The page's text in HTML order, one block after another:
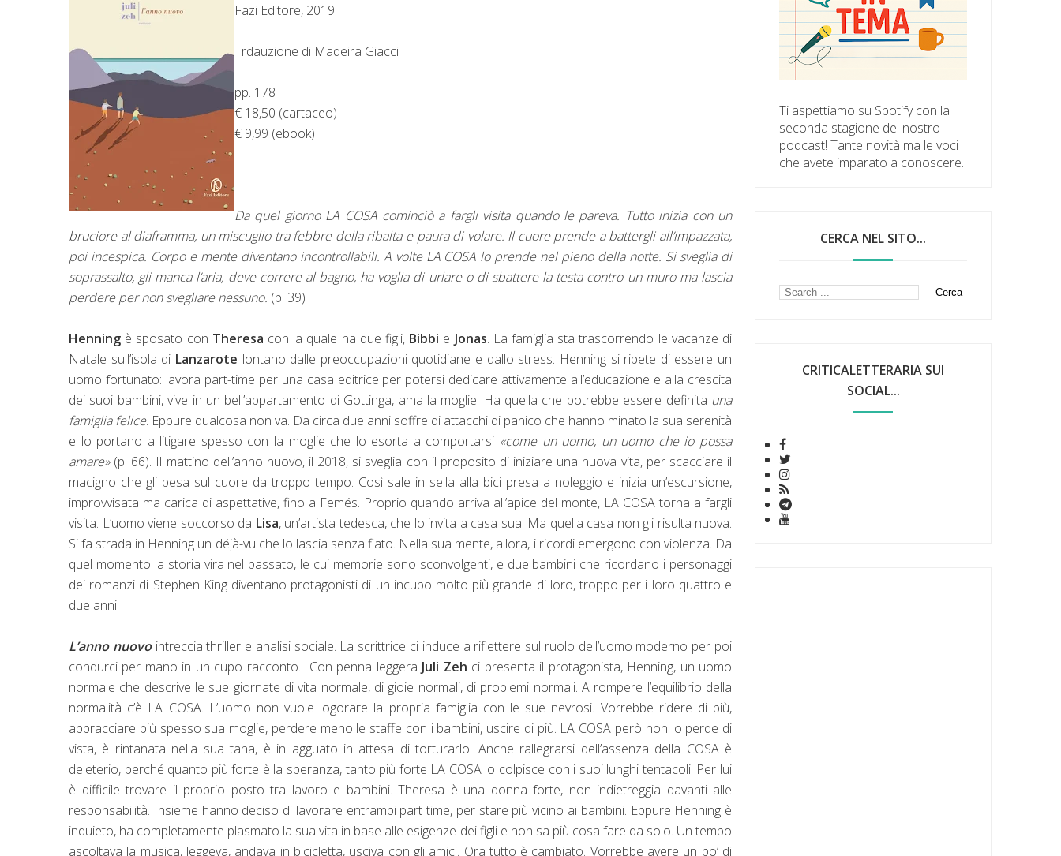
Fazi Editore, 2019
Trdauzione di Madeira Giacci
pp. 178
€ 18,50 (cartaceo)
€ 9,99 (ebook)
Da quel giorno LA COSA cominciò a fargli visita quando le pareva. Tutto inizia con un
bruciore al diaframma, un miscuglio tra febbre della ribalta e paura di volare. Il cuore prende a battergli all’impazzata,
poi incespica. Corpo e mente diventano incontrollabili. A volte LA COSA lo prende nel pieno della notte. Si sveglia di
soprassalto, gli manca l’aria, deve correre al bagno, ha voglia di urlare o di sbattere la testa contro un muro ma lascia
perdere per non svegliare nessuno. (p. 39)
Henning è sposato con Theresa con la quale ha due figli, Bibbi e Jonas. La famiglia sta trascorrendo le vacanze di
Natale sull’isola di Lanzarote lontano dalle preoccupazioni quotidiane e dallo stress. Henning si ripete di essere un
uomo fortunato: lavora part-time per una casa editrice per potersi dedicare attivamente all’educazione e alla crescita
dei suoi bambini, vive in un bell’appartamento di Gottinga, ama la moglie. Ha quella che potrebbe essere definita una
famiglia felice. Eppure qualcosa non va. Da circa due anni soffre di attacchi di panico che hanno minato la sua serenità
e lo portano a litigare spesso con la moglie che lo esorta a comportarsi «come un uomo, un uomo che io possa
amare»(p. 66). Il mattino dell’anno nuovo, il 2018, si sveglia con il proposito di iniziare una nuova vita, per scacciare il
macigno che gli pesa sul cuore da troppo tempo. Così sale in sella alla bici presa a noleggio e inizia un’escursione,
improvvisata ma carica di aspettative, fino a Femés. Proprio quando arriva all’apice del monte, LA COSA torna a fargli
visita. L’uomo viene soccorso da Lisa, un’artista tedesca, che lo invita a casa sua. Ma quella casa non gli risulta nuova.
Si fa strada in Henning un déjà-vu che lo lascia senza fiato. Nella sua mente, allora, i ricordi emergono con violenza. Da
quel momento la storia vira nel passato, le cui memorie sono sconvolgenti, e due bambini che ricordano i personaggi
dei romanzi di Stephen King diventano protagonisti di un incubo molto più grande di loro, troppo per i loro quattro e
due anni.
L’anno nuovointreccia thriller e analisi sociale. La scrittrice ci induce a riflettere sul ruolo dell’uomo moderno per poi
condurci per mano in un cupo racconto. Con penna leggera Juli Zeh ci presenta il protagonista, Henning, un uomo
normale che descrive le sue giornate di vita normale, di gioie normali, di problemi normali. A rompere l’equilibrio della
normalità c’è LA COSA. L’uomo non vuole logorare la propria famiglia con le sue nevrosi. Vorrebbe ridere di più,
abbracciare più spesso sua moglie, perdere meno le staffe con i bambini, uscire di più. LA COSA però non lo perde di
vista, è rintanata nella sua tana, è in agguato in attesa di torturarlo. Anche rallegrarsi dell’assenza della COSA è
deleterio, perché quanto più forte è la speranza, tanto più forte LA COSA lo colpisce con i suoi lunghi tentacoli. Per lui
è difficile trovare il proprio posto tra lavoro e bambini. Theresa è una donna forte, non indietreggia davanti alle
responsabilità. Insieme hanno deciso di lavorare entrambi part time, per stare più vicino ai bambini. Eppure Henning è
inquieto, ha completamente plasmato la sua vita in base alle esigenze dei figli e non sa più cosa fare da solo. Un tempo
ascoltava la musica, leggeva, andava in bicicletta, usciva con gli amici. Ora tutto è cambiato. Vorrebbe avere un po’ di
Ti aspettiamo su Spotify con la
seconda stagione del nostro
podcast! Tante novità ma le voci
che avete imparato a conoscere.
CERCA NEL SITO...
CRITICALETTERARIA SUI
SOCIAL...